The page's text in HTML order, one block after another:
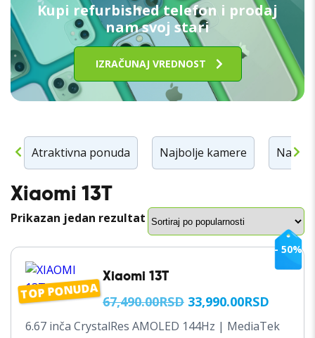
Kupi refurbished telefon i prodaj
nam svoj stari
IZRAČUNAJ VREDNOST
Atraktivna ponuda Najbolje kamere
Xiaomi 13T
Prikazan jedan rezultat
TOP PONUDA
- 50%
Xiaomi 13T
67,490.00RSD ORIGINALNA
CENA
33,990.00RSD
CENA
6.67 inča CrystalRes AMOLED 144Hz | MediaTek